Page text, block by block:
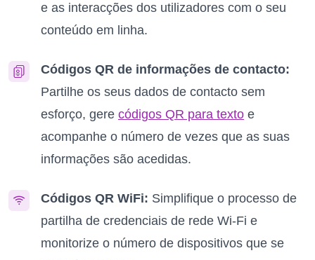
e as interacções dos utilizadores com o seu
conteúdo em linha.
Códigos QR de informações de contacto:
Partilhe os seus dados de contacto sem
esforço, gere códigos QR para texto e
acompanhe o número de vezes que as suas
informações são acedidas.
Códigos QR WiFi: Simplifique o processo de
partilha de credenciais de rede Wi-Fi e
monitorize o número de dispositivos que se